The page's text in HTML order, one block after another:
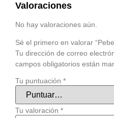
Valoraciones
No hay valoraciones aún.
Sé el primero en valorar
Tu dirección de correo
campos obligatorios están
Tu puntuación *
Tu valoración *